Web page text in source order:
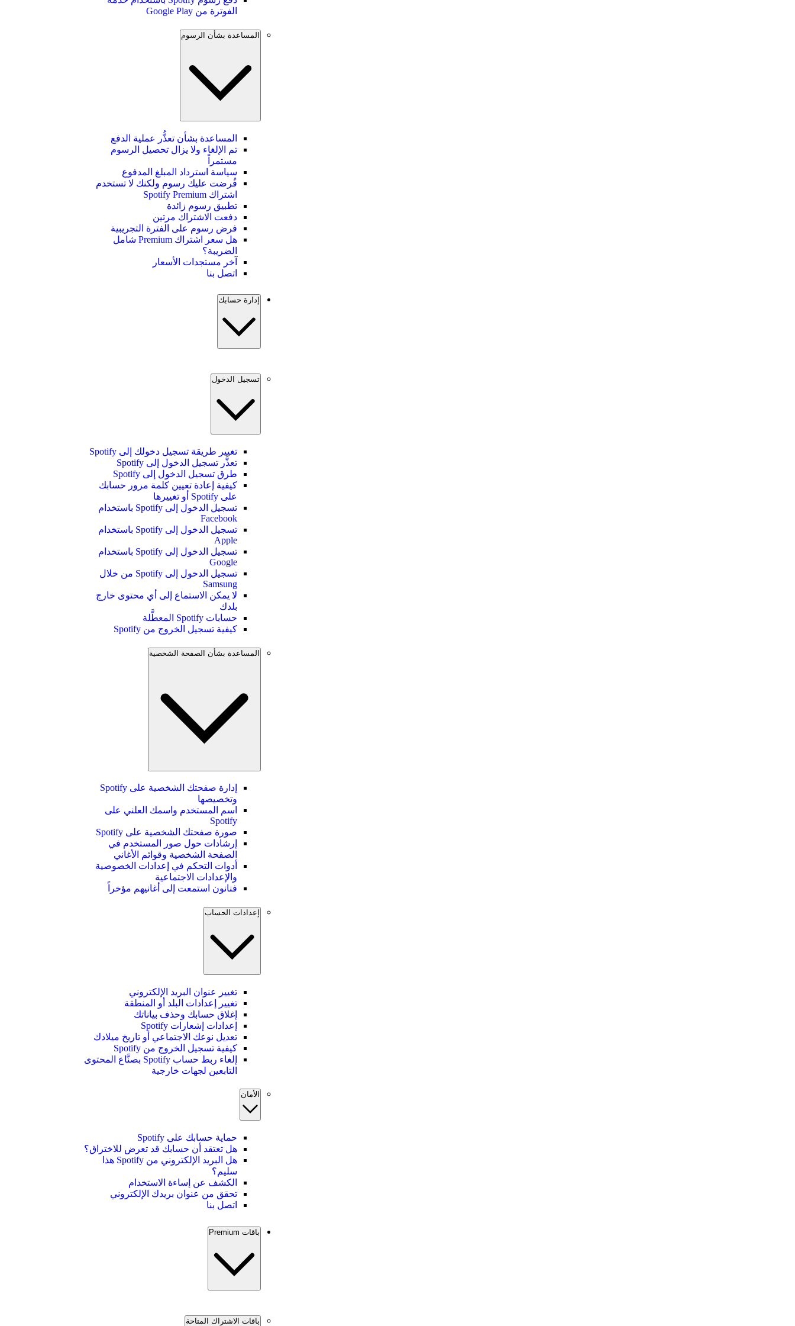
الفوترة من Google Play
المساعدة بشأن الرسوم
المساعدة بشأن تعذُّر عملية الدفع
تم الإلغاء ولا يزال تحصيل الرسوم
مستمراً
سياسة استرداد المبلغ المدفوع
فُرضت عليك رسوم ولكنك لا تستخدم
اشتراك Spotify Premium
تطبيق رسوم زائدة
دفعت الاشتراك مرتين
فرض رسوم على الفترة التجريبية
هل سعر اشتراك Premium شامل
الضريبة؟
آخر مستجدات الأسعار
اتصل بنا
إدارة حسابك
تسجيل الدخول
تغيير طريقة تسجيل دخولك إلى Spotify
تعذَّر تسجيل الدخول إلى Spotify
طرق تسجيل الدخول إلى Spotify
كيفية إعادة تعيين كلمة مرور حسابك
على Spotify أو تغييرها
تسجيل الدخول إلى Spotify باستخدام
Facebook
تسجيل الدخول إلى Spotify باستخدام
Apple
تسجيل الدخول إلى Spotify باستخدام
Google
تسجيل الدخول إلى Spotify من خلال
Samsung
لا يمكن الاستماع إلى أي محتوى خارج
بلدك
حسابات Spotify المعطَّلة
كيفية تسجيل الخروج من Spotify
المساعدة بشأن الصفحة الشخصية
إدارة صفحتك الشخصية على Spotify
وتخصيصها
اسم المستخدم واسمك العلني على
Spotify
صورة صفحتك الشخصية على Spotify
إرشادات حول صور المستخدم في
الصفحة الشخصية وقوائم الأغاني
أدوات التحكم في إعدادات الخصوصية
والإعدادات الاجتماعية
فنانون استمعت إلى أغانيهم مؤخراً
إعدادات الحساب
تغيير عنوان البريد الإلكتروني
تغيير إعدادات البلد أو المنطقة
إغلاق حسابك وحذف بياناتك
إعدادات إشعارات Spotify
تعديل نوعك الاجتماعي أو تاريخ ميلادك
كيفية تسجيل الخروج من Spotify
إلغاء ربط حساب Spotify بصنَّاع المحتوى
التابعين لجهات خارجية
الأمان
حماية حسابك على Spotify
هل تعتقد أن حسابك قد تعرض للاختراق؟
هل البريد الإلكتروني من Spotify هذا
سليم؟
الكشف عن إساءة الاستخدام
تحقق من عنوان بريدك الإلكتروني
اتصل بنا
باقات Premium
باقات الاشتراك المتاحة